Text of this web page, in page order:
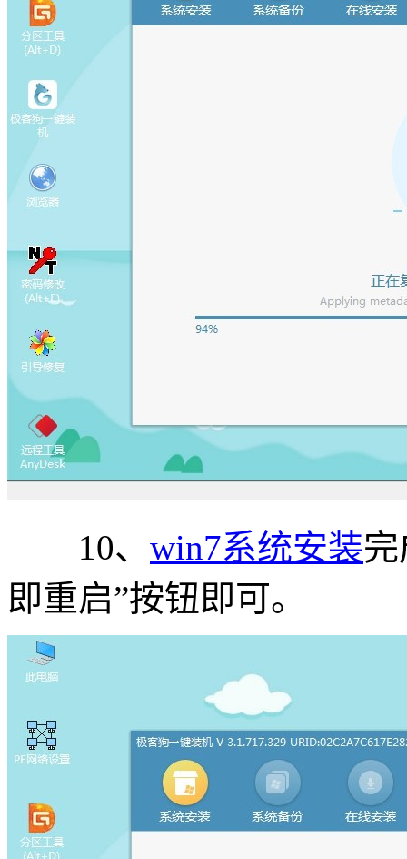
10、 win7系统安装
即重启”按钮即可。